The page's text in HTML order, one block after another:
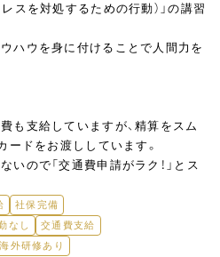
スを対処するための行動）」の講習
ハウを身に付けることで人間力を
も支給していますが、精算をスム
ードをお渡ししています。
ので「交通費申請がラク！」とス
社保完備
なし
交通費支給
海外研修あり